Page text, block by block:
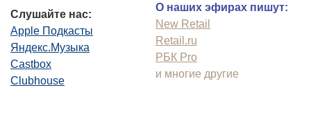
Слушайте нас:
Apple Подкасты
Яндекс.Музыка
Castbox
Clubhouse
О наших эфирах пишут:
New Retail
Retail.ru
РБК Pro
и многие другие